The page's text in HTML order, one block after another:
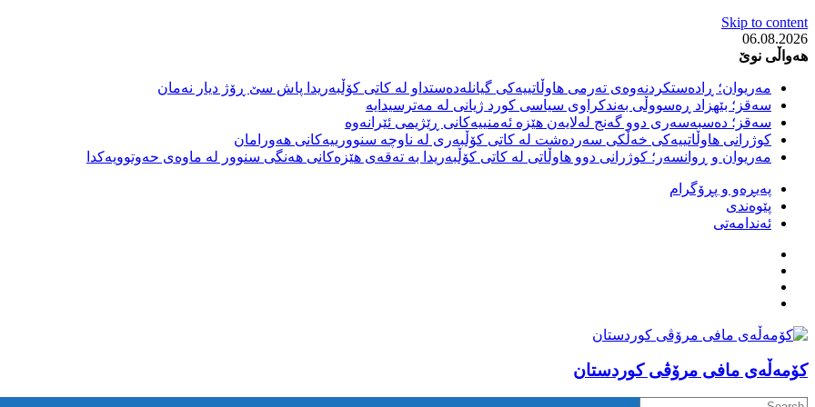
Skip to content
06.08.2026
هەواڵی نوێ
مەریوان؛ ڕادەستکردنەوەی تەرمی هاوڵاتییەکی گیانلەدەستداو لە کاتی کۆڵبەریدا پاش سێ ڕۆژ دیار نەمان
سەقز؛ بێهزاد ڕەسووڵی بەندکراوی سیاسی کورد ژیانی لە مەترسیدایە
سەقز؛ دەسبەسەری دوو گەنج لەلایەن هێزە ئەمنییەکانی ڕێژیمی ئێرانەوە
کوژرانی هاوڵاتییەکی خەڵکی سەردەشت لە کاتی کۆڵبەری لە ناوچە سنوورییەکانی هەورامان
مەریوان و ڕوانسەر؛ کوژرانی دوو هاوڵاتی لە کاتی کۆڵبەریدا بە تەقەی هێزەکانی هەنگی سنوور لە ماوەی حەوتوویەکدا
پەیڕەو و پڕۆگرام
پێوەندی
ئەندامەتی
كۆمه‌ڵه‌ی مافی مرۆڤی کوردستان